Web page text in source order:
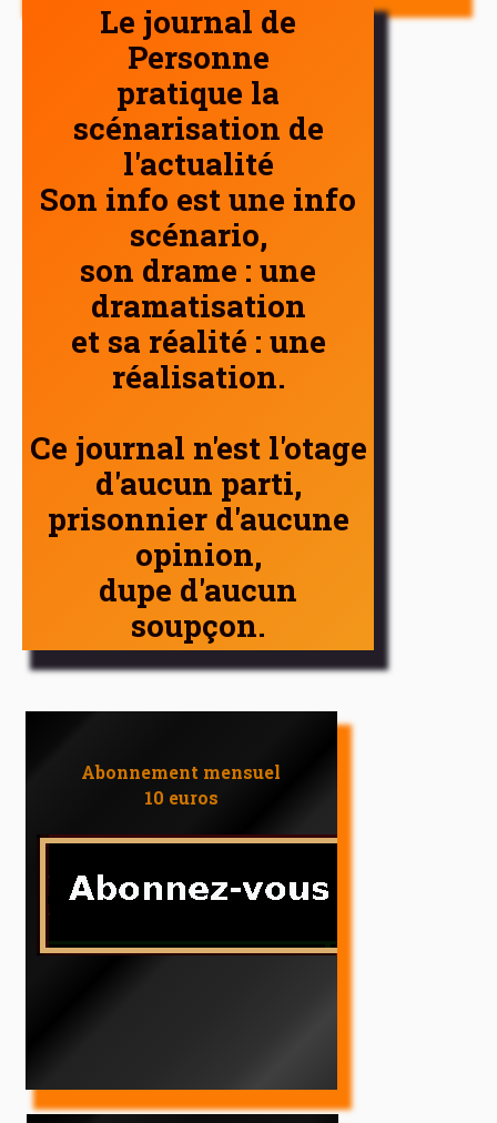
Le journal de
Personne
pratique la
scénarisation de
l'actualité
Son info est une info
scénario,
son drame : une
dramatisation
et sa réalité : une
réalisation.
Ce journal n'est l'otage
d'aucun parti,
prisonnier d'aucune
opinion,
dupe d'aucun
soupçon.
Abonnement mensuel
10 euros